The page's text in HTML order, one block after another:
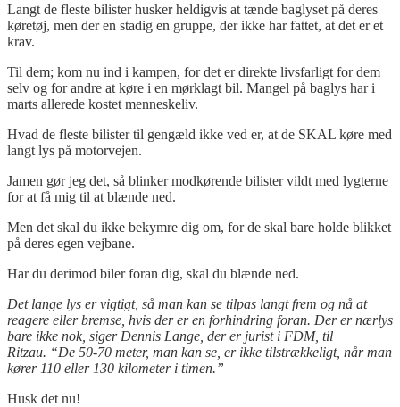
Langt de fleste bilister husker heldigvis at tænde baglyset på deres
køretøj, men der en stadig en gruppe, der ikke har fattet, at det er et
krav.
Til dem; kom nu ind i kampen, for det er direkte livsfarligt for dem
selv og for andre at køre i en mørklagt bil. Mangel på baglys har i
marts allerede kostet menneskeliv.
Hvad de fleste bilister til gengæld ikke ved er, at de SKAL køre med
langt lys på motorvejen.
Jamen gør jeg det, så blinker modkørende bilister vildt med lygterne
for at få mig til at blænde ned.
Men det skal du ikke bekymre dig om, for de skal bare holde blikket
på deres egen vejbane.
Har du derimod biler foran dig, skal du blænde ned.
Det lange lys er vigtigt, så man kan se tilpas langt frem og nå at
reagere eller bremse, hvis der er en forhindring foran. Der er nærlys
bare ikke nok, siger Dennis Lange, der er jurist i FDM, til
Ritzau. “De 50-70 meter, man kan se, er ikke tilstrækkeligt, når man
kører 110 eller 130 kilometer i timen.”
Husk det nu!